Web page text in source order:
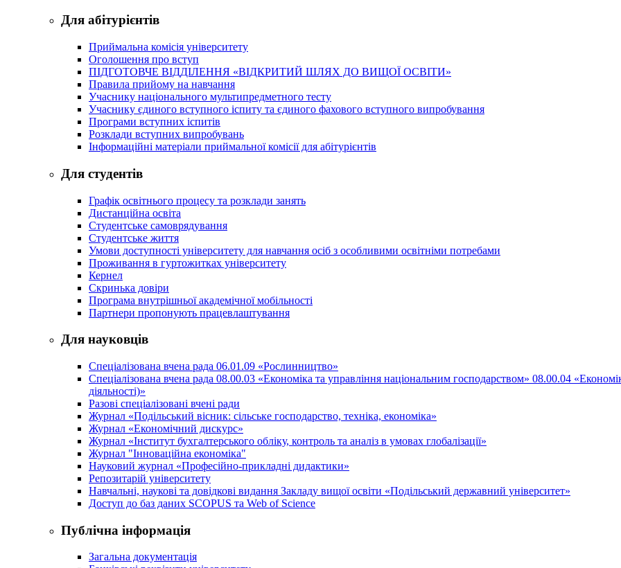
Для абітурієнтів
Приймальна комісія університету
Оголошення про вступ
ПІДГОТОВЧЕ ВІДДІЛЕННЯ «ВІДКРИТИЙ ШЛЯХ ДО ВИЩОЇ ОСВІТИ»
Правила прийому на навчання
Учаснику національного мультипредметного тесту
Учаснику єдиного вступного іспиту та єдиного фахового вступного випробування
Програми вступних іспитів
Розклади вступних випробувань
Інформаційні матеріали приймальної комісії для абітурієнтів
Для студентів
Графік освітнього процесу та розклади занять
Дистанційна освіта
Студентське самоврядування
Студентське життя
Умови доступності університету для навчання осіб з особливими освітніми потребами
Проживання в гуртожитках університету
Кернел
Скринька довіри
Програма внутрішньої академічної мобільності
Партнери пропонують працевлаштування
Для науковців
Спеціалізована вчена рада 06.01.09 «Рослинництво»
Спеціалізована вчена рада 08.00.03 «Економіка та управління національним господарством» 08.00.04
діяльності)»
Разові спеціалізовані вчені ради
Журнал «Подільський вісник: сільське господарство, техніка, економіка»
Журнал «Економічний дискурс»
Журнал «Інститут бухгалтерського обліку, контроль та аналіз в умовах глобалізації»
Журнал "Інноваційна економіка"
Науковий журнал «Професійно-прикладні дидактики»
Репозитарій університету
Навчальні, наукові та довідкові видання Закладу вищої освіти «Подільський державний університет»
Доступ до баз даних SCOPUS та Web of Science
Публічна інформація
Загальна документація